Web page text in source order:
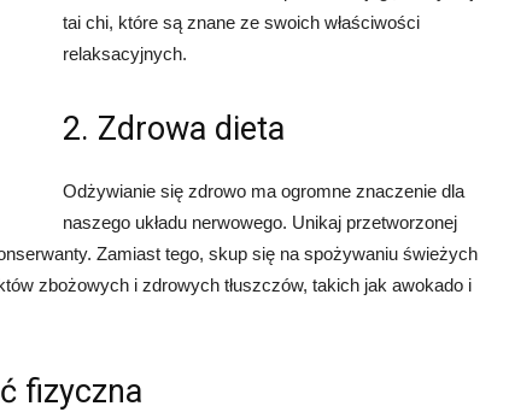
tai chi, które są znane ze swoich właściwości
relaksacyjnych.
2. Zdrowa dieta
Odżywianie się zdrowo ma ogromne znaczenie dla
naszego układu nerwowego. Unikaj przetworzonej
Zamiast tego, skup się na spożywaniu świeżych
zbożowych i zdrowych tłuszczów, takich jak awokado i
fizyczna